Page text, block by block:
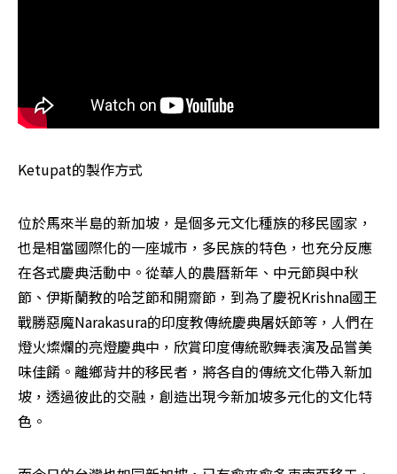
Ketupat的製作方式
位於馬來半島的新加坡，是個多元文化種族的移民國家，
也是相當國際化的一座城市，多民族的特色，也充分反應
在各式慶典活動中。從華人的農曆新年、中元節與中秋
節、伊斯蘭教的哈芝節和開齋節，到為了慶祝Krishna國王
戰勝惡魔Narakasura的印度教傳統慶典屠妖節等，人們在
燈火燦爛的亮燈慶典中，欣賞印度傳統歌舞表演及品嘗美
味佳餚。離鄉背井的移民者，將各自的傳統文化帶入新加
坡，透過彼此的交融，創造出現今新加坡多元化的文化特
色。